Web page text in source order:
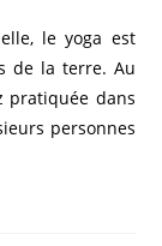
le yoga est
de la terre. Au
pratiquée dans
personnes